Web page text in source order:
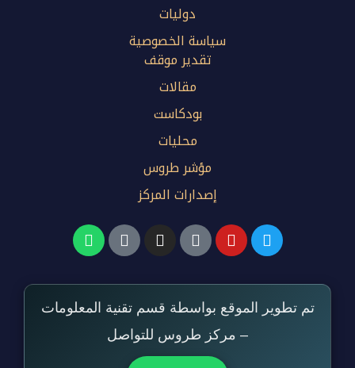
دوليات
سياسة الخصوصية
تقدير موقف
مقالات
بودكاست
محليات
مؤشر طروس
إصدارات المركز
تم تطوير الموقع بواسطة قسم تقنية المعلومات
– مركز طروس للتواصل